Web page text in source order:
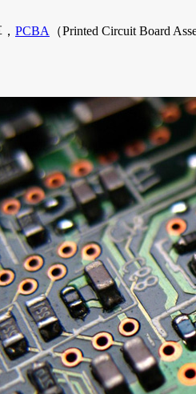
PCBA
（Printed Circuit Board